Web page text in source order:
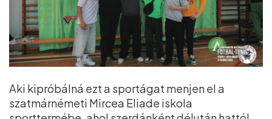
Aki kipróbálná ezt a sportágat menjen el a
szatmárnémeti Mircea Eliade iskola